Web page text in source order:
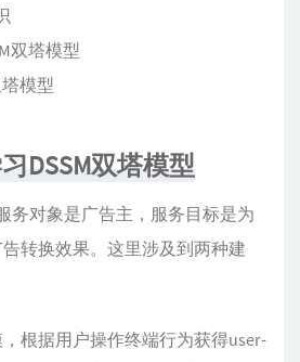
双塔模型
模型
DSSM双塔模型
务对象是广告主，服务目标是为
转换效果。这里涉及到两种建
根据用户操作终端行为获得user-